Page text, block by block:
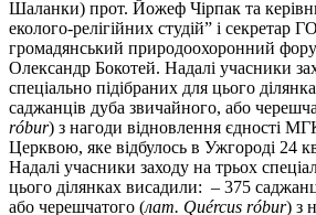
Шаланки) прот. Йожеф Чірпак та
еколого-релігійних студій” і секретар
громадянський природоохоронний
Олександр Бокотей. Надалі учасники
спеціально підібраних для цього
саджанців дуба звичайного, або
róbur) з нагоди відновлення єдності
Церквою, яке відбулось в Ужгороді 24
Надалі учасники заходу на трьох
цього ділянках висадили: – 375
або черешчатого (лат. Quércus róbur) з